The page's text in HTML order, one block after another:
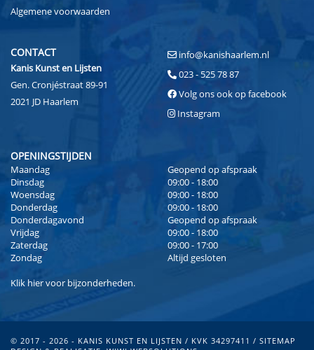
Algemene voorwaarden
CONTACT
Kanis Kunst en Lijsten
Gen. Cronjéstraat 89-91
2021 JD Haarlem
info@kanishaarlem.nl
023 - 525 78 87
Volg ons ook op facebook
Instagram
OPENINGSTIJDEN
Maandag
Geopend op afspraak
Dinsdag
09:00 - 18:00
Woensdag
09:00 - 18:00
Donderdag
09:00 - 18:00
Donderdagavond
Geopend op afspraak
Vrijdag
09:00 - 18:00
Zaterdag
09:00 - 17:00
Zondag
Altijd gesloten
Klik hiervoor bijzonderheden.
© 2017 - 2026 - KANIS KUNST EN LIJSTEN / KVK 34297411 / SITEMAP